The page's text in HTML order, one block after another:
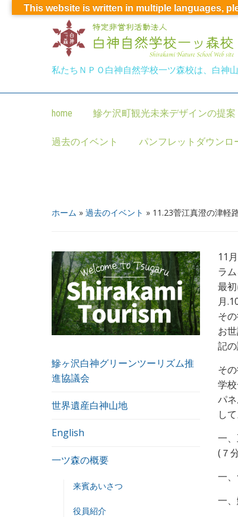
私たちＮＰＯ白神自然学校一ツ森校は、白神
home 鰺ケ沢町観光未来デザインの提案
過去のイベント パンフレットダウンロ
ホーム » 過去のイベント » 11.23菅江真澄の津軽
鰺ヶ沢白神グリーンツーリズム推
進協議会
世界遺産白神山地
English
一ツ森の概要
来賓あいさつ
役員紹介
11
ラ
最
月
そ
お
記
そ
学
パ
し
一
(７
一
一
This website is written in multiple languages,